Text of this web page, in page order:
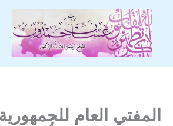
تخطي
المحتوى
المفتي العام